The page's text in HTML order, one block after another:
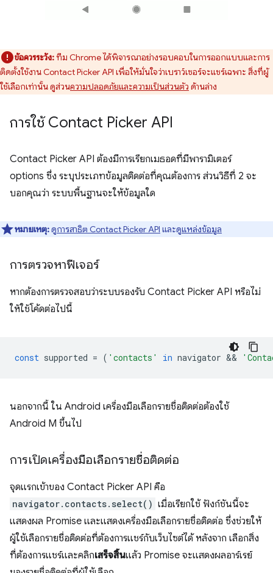
ข้อควรระวัง:ทีม Chrome ได้พิจารณาอย่างรอบคอบในการออกแบบและการ
ติดตั้งใช้งาน Contact Picker API เพื่อให้มั่นใจว่าเบราว์เซอร์จะแชร์เฉพาะ สิ่งที่ผู้
ใช้เลือกเท่านั้น ดูส่วนความปลอดภัยและความเป็นส่วนตัว ด้านล่าง
การใช้ Contact Picker API
Contact Picker API ต้องมีการเรียกเมธอดที่มีพารามิเตอร์
options ซึ่ง ระบุประเภทข้อมูลติดต่อที่คุณต้องการ ส่วนวิธีที่ 2 จะ
บอกคุณว่า ระบบพื้นฐานจะให้ข้อมูลใด
หมายเหตุ:ดูการสาธิต Contact Picker API และดูแหล่งข้อมูล
การตรวจหาฟีเจอร์
หากต้องการตรวจสอบว่าระบบรองรับ Contact Picker API หรือไม่
ให้ใช้โค้ดต่อไปนี้
const supported = ( 'contacts' in navigator &&
นอกจากนี้ ใน Android เครื่องมือเลือกรายชื่อติดต่อต้องใช้
Android M ขึ้นไป
การเปิดเครื่องมือเลือกรายชื่อติดต่อ
จุดแรกเข้าของ Contact Picker API คือ
navigator.contacts.select() เมื่อเรียกใช้ ฟังก์ชันนี้จะ
แสดงผล Promise และแสดงเครื่องมือเลือกรายชื่อติดต่อ ซึ่งช่วยให้
ผู้ใช้เลือกรายชื่อติดต่อที่ต้องการแชร์กับเว็บไซต์ได้ หลังจาก เลือกสิ่ง
ที่ต้องการแชร์และคลิกเสร็จสิ้นแล้ว Promise จะแสดงผลอาร์เรย์